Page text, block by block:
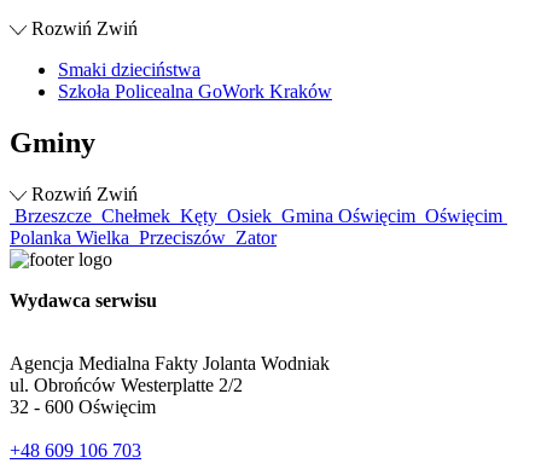
Rozwiń Zwiń
Smaki dzieciństwa
Szkoła Policealna GoWork Kraków
Gminy
Rozwiń Zwiń
Brzeszcze Chełmek Kęty Osiek Gmina Oświęcim Oświęcim
Polanka Wielka Przeciszów Zator
Wydawca serwisu
Agencja Medialna Fakty Jolanta Wodniak
ul. Obrońców Westerplatte 2/2
32 - 600 Oświęcim
+48 609 106 703